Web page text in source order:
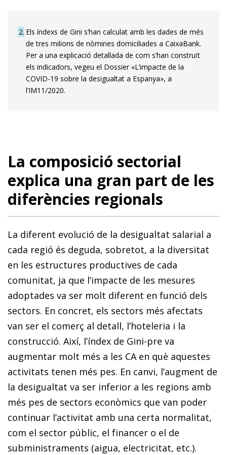
2 Els índexs de Gini s’han calculat amb les dades de més
de tres milions de nòmines domiciliades a CaixaBank.
Per a una explicació detallada de com s’han construït
els indicadors, vegeu el Dossier «L’impacte de la
COVID-19 sobre la desigualtat a Espanya», a
l’IM11/2020.
La composició sectorial
explica una gran part de les
diferències regionals
La diferent evolució de la desigualtat salarial a
cada regió és deguda, sobretot, a la diversitat
en les estructures productives de cada
comunitat, ja que l’impacte de les mesures
adoptades va ser molt diferent en funció dels
sectors. En concret, els sectors més afectats
van ser el comerç al detall, l’hoteleria i la
construcció. Així, l’índex de Gini-pre va
augmentar molt més a les CA en què aquestes
activitats tenen més pes. En canvi, l’augment de
la desigualtat va ser inferior a les regions amb
més pes de sectors econòmics que van poder
continuar l’activitat amb una certa normalitat,
com el sector públic, el financer o el de
subministraments (aigua, electricitat, etc.).